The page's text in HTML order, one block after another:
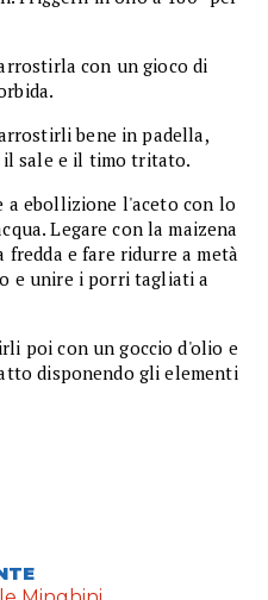
con un gioco di
bene in padella,
sale e il timo tritato.
a ebollizione l'aceto con lo
Legare con la maizena
fredda e fare ridurre a metà
e unire i porri tagliati a
poi con un goccio d'olio e
disponendo gli elementi